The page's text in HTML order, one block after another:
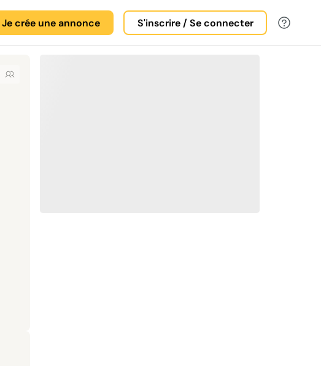
Je crée une annonce S'inscrire / Se connecter